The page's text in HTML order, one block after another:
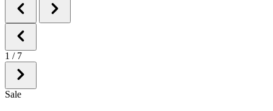
1 / 7
Sale